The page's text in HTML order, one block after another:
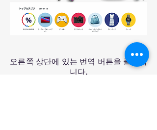
오른쪽 상단에 있는 번역 버튼을 클릭합
니다.